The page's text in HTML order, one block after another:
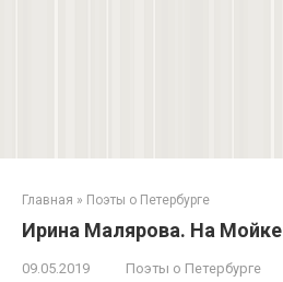
Главная » Поэты о Петербурге
Ирина Малярова. На Мойке
09.05.2019 Поэты о Петербурге